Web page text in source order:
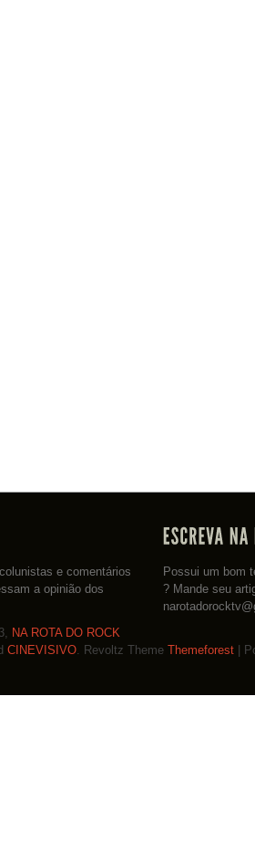
e comentários
a opinião dos
Possui um bom
? Mande seu
NA ROTA DO ROCK
CINEVISIVO. Revoltz Theme Themeforest |